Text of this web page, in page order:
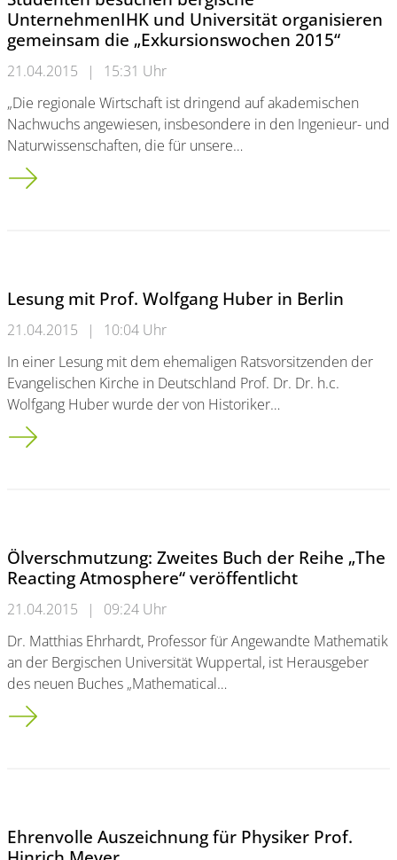
UnternehmenIHK und Universität organisieren
gemeinsam die „Exkursionswochen 2015“
21.04.2015 |
15:31 Uhr
„Die regionale Wirtschaft ist dringend auf akademischen
Nachwuchs angewiesen, insbesondere in den Ingenieur- und
Naturwissenschaften, die für unsere…
Studenten besuchen bergische Unternehmen<br />IHK und
Lesung mit Prof. Wolfgang Huber in Berlin
21.04.2015 |
10:04 Uhr
In einer Lesung mit dem ehemaligen Ratsvorsitzenden der
Evangelischen Kirche in Deutschland Prof. Dr. Dr. h.c.
Wolfgang Huber wurde der von Historiker…
Lesung mit Prof. Wolfgang Huber in Berlin
Ölverschmutzung: Zweites Buch der Reihe „The
Reacting Atmosphere“ veröffentlicht
21.04.2015 |
09:24 Uhr
Dr. Matthias Ehrhardt, Professor für Angewandte Mathematik
an der Bergischen Universität Wuppertal, ist Herausgeber
des neuen Buches „Mathematical…
Ölverschmutzung: Zweites Buch der Reihe „The Reacting
Ehrenvolle Auszeichnung für Physiker Prof.